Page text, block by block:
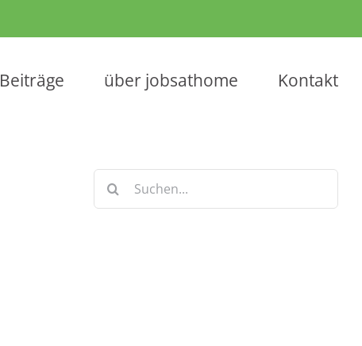
Beiträge über jobsathome Kontakt
Suche
nach: